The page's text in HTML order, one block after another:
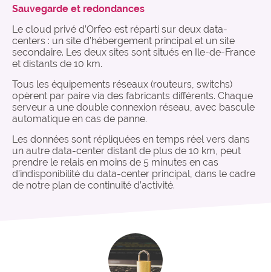
Sauvegarde et redondances
Le cloud privé d’Orfeo est réparti sur deux data-
centers : un site d’hébergement principal et un site
secondaire. Les deux sites sont situés en Ile-de-France
et distants de 10 km.
Tous les équipements réseaux (routeurs, switchs)
opèrent par paire via des fabricants différents. Chaque
serveur a une double connexion réseau, avec bascule
automatique en cas de panne.
Les données sont répliquées en temps réel vers dans
un autre data-center distant de plus de 10 km, peut
prendre le relais en moins de 5 minutes en cas
d’indisponibilité du data-center principal, dans le cadre
de notre plan de continuité d’activité.